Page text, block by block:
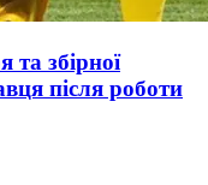
збірної
після роботи